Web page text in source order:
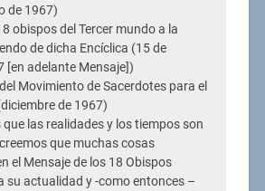
de 1967)
obispos del Tercer mundo a la
de dicha Encíclica (15 de
[en adelante Mensaje])
Movimiento de Sacerdotes para el
de 1967)
las realidades y los tiempos son
que muchas cosas
el Mensaje de los 18 Obispos
su actualidad y -como entonces –